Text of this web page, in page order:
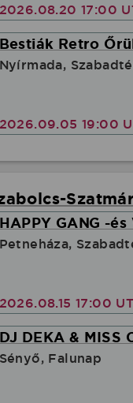
2026.08.20 17:00
Bestiák Retro
Nyírmada,
2026.09.05 19:00
HAPPY GANG -
Petneháza,
2026.08.15 17:00
DJ DEKA & MISS
Sényő, Falunap